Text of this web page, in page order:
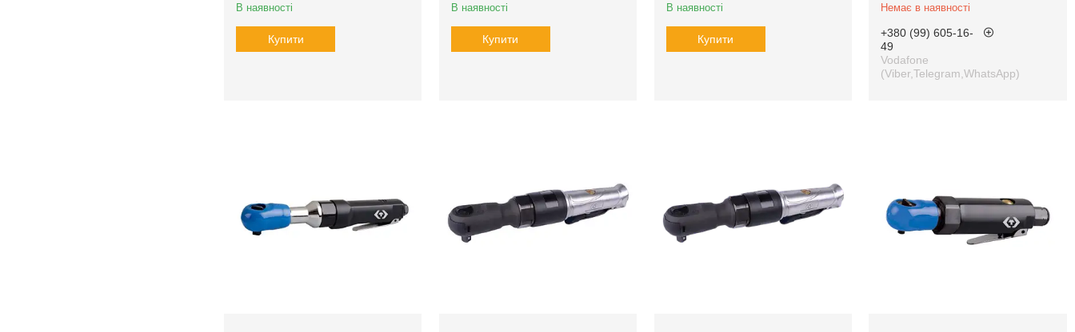
В наявності
Купити
В наявності
Купити
В наявності
Купити
Немає в наявності
+380 (99) 605-16-
49
Vodafone
(Viber,Telegram,WhatsApp)